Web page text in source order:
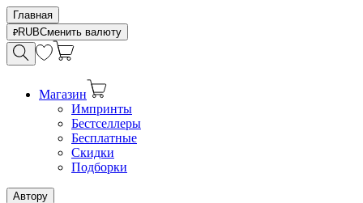
Главная
RUBСменить валюту
Магазин
Импринты
Бестселлеры
Бесплатные
Скидки
Подборки
Автору